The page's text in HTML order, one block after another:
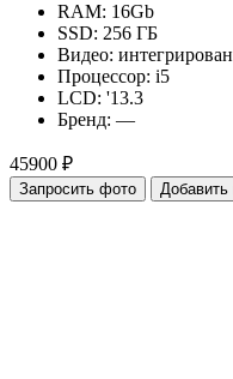
RAM: 16Gb
SSD: 256 ГБ
Видео:
Процессор: i5
LCD: '13.3
Бренд: —
45900 ₽
Запросить фото Добавить